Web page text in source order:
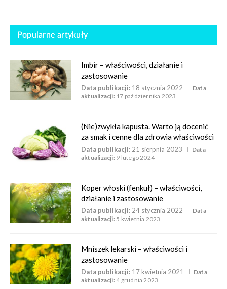
Popularne artykuły
Imbir – właściwości, działanie i
zastosowanie
Data publikacji: 18 stycznia 2022
Data
aktualizacji: 17 października 2023
(Nie)zwykła kapusta. Warto ją docenić
za smak i cenne dla zdrowia właściwości
Data publikacji: 21 sierpnia 2023
Data
aktualizacji: 9 lutego 2024
Koper włoski (fenkuł) – właściwości,
działanie i zastosowanie
Data publikacji: 24 stycznia 2022
Data
aktualizacji: 5 kwietnia 2023
Mniszek lekarski – właściwości i
zastosowanie
Data publikacji: 17 kwietnia 2021
Data
aktualizacji:4 grudnia 2023